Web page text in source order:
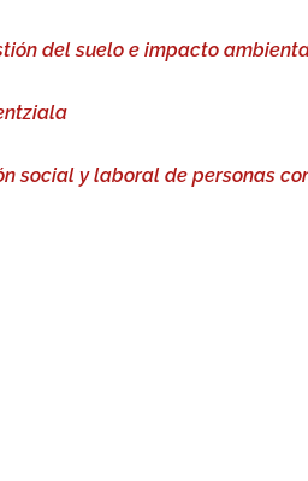
del suelo e impacto
social y laboral de personas